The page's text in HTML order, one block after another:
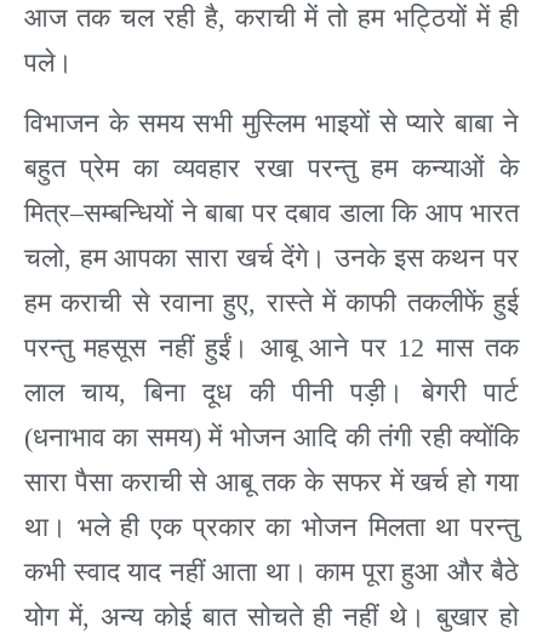
आज तक चल रही है,कराची में तो हम भट्ठियों में ही
पले।
विभाजन के समय सभी मुस्लिम भाइयों से प्यारे बाबा ने
बहुत प्रेम का व्यवहार रखा परन्तु हम कन्याओं के
मित्र–सम्बन्धियों ने बाबा पर दबाव डाला कि आप भारत
चलो,हम आपका सारा खर्च देंगे। उनके इस कथन पर
हम कराची से रवाना हुए,रास्ते में काफी तकलीफें हुई
परन्तु महसूस नहीं हुईं। आबू आने पर 12मास तक
लाल चाय,बिना दूध की पीनी पड़ी। बेगरी पार्ट
(धनाभाव का समय)में भोजन आदि की तंगी रही क्योंकि
सारा पैसा कराची से आबू तक के सफर में खर्च हो गया
था। भले ही एक प्रकार का भोजन मिलता था परन्तु
कभी स्वाद याद नहीं आता था। काम पूरा हुआ और बैठे
योग में, अन्य कोई बात सोचते ही नहीं थे। बुखार हो